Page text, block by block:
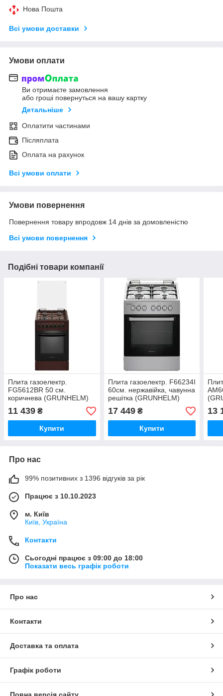
Нова Пошта
Всі умови доставки
Умови оплати
Ви отримаєте замовлення
або гроші повернуться на вашу картку
Детальніше
Оплатити частинами
Післяплата
Оплата на рахунок
Всі умови оплати
Умови повернення
Повернення товару впродовж 14 днів за домовленістю
Всі умови повернення
Подібні товари компанії
Плита газоелектр.
FG5612BR 50 см.
коричнева (GRUNHELM)
11 439 ₴
Купити
Плита газоелектр. F66234I
60см. нержавійка, чавунна
решітка (GRUNHELM)
17 449₴
Купити
13
Про нас
99% позитивних з 1396 відгуків за рік
Працює з 10.10.2023
м. Київ
Київ, Україна
Контакти
Сьогодні працює з 09:00 до 18:00
Показати весь графік роботи
Про нас
Контакти
Доставка та оплата
Графік роботи